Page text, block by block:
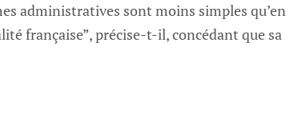
administratives sont moins simples qu’en
française”, précise-t-il, concédant que sa